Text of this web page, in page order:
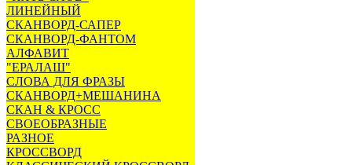
ЛИНЕЙНЫЙ
СКАНВОРД-САПЕР
СКАНВОРД-ФАНТОМ
АЛФАВИТ
"ЕРАЛАШ"
СЛОВА ДЛЯ ФРАЗЫ
СКАНВОРД+МЕШАНИНА
СКАН & КРОСС
СВОЕОБРАЗНЫЕ
РАЗНОЕ
КРОССВОРД